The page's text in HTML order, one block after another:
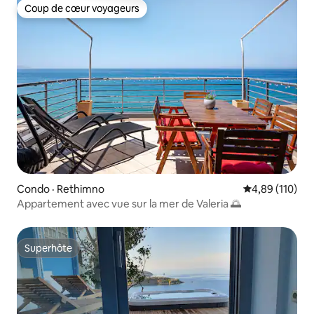
Coup de cœur voyageurs
Coup de cœur voyageurs
Condo · Rethimno Note
4,89 (110)
Appartement avec vue sur la mer de Valeria 🌅
Superhôte
Superhôte